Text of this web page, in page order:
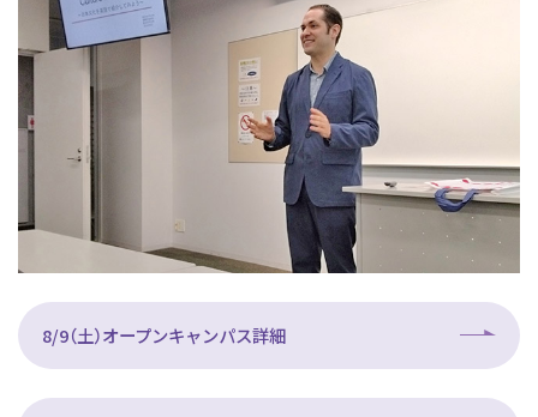
8/9（土）オープンキャンパス詳細